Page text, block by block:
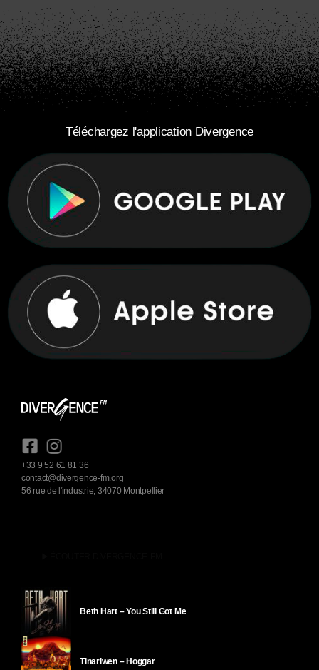
Téléchargez l'application Divergence
+33 9 52 61 81 36
contact@divergence-fm.org
56 rue de l'industrie, 34070 Montpellier
Beth Hart – You Still Got Me
Tinariwen – Hoggar